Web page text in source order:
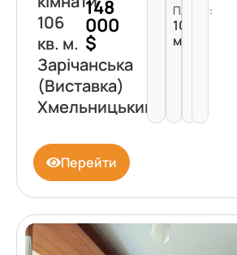
106
кв. м.
Зарічанська
(Виставка)
Хмельницький
148
000
$
Площа:
106
м²
Перейти